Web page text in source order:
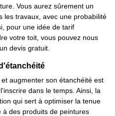
Vous aurez sûrement un
les travaux, avec une probabilité
pour une idée de tarif
votre toit, vous pouvez nous
devis gratuit.
augmenter son étanchéité est
dans le temps. Ainsi, la
qui sert à optimiser la tenue
des produits de peintures